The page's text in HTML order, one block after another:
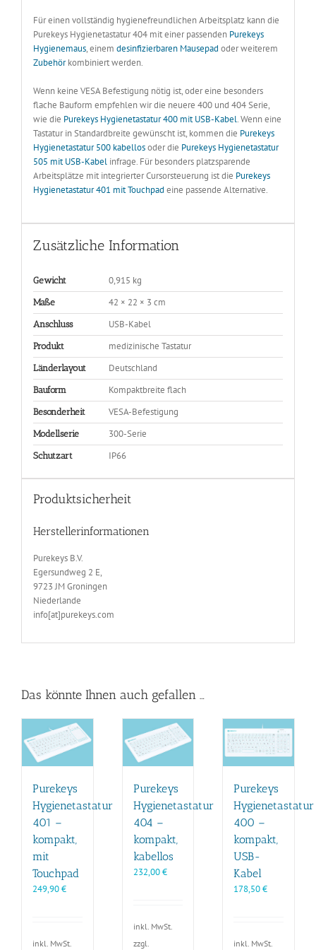
Für einen vollständig hygienefreundlichen Arbeitsplatz kann die
Purekeys Hygienetastatur 404 mit einer passenden Purekeys
Hygienemaus, einem desinfizierbaren Mausepad oder weiterem
Zubehörkombiniert werden.
Wenn keine VESA Befestigung nötig ist, oder eine besonders
flache Bauform empfehlen wir die neuere 400 und 404 Serie,
wie die Purekeys Hygienetastatur 400 mit USB-Kabel. Wenn eine
Tastatur in Standardbreite gewünscht ist, kommen die Purekeys
Hygienetastatur 500 kabellosoder die Purekeys Hygienetastatur
505 mit USB-Kabelinfrage. Für besonders platzsparende
Arbeitsplätze mit integrierter Cursorsteuerung ist die Purekeys
Hygienetastatur 401 mit Touchpad eine passende Alternative.
Zusätzliche Information
Gewicht 0,915 kg
Maße 42 × 22 × 3 cm
Anschluss USB-Kabel
Produkt medizinische Tastatur
Länderlayout Deutschland
Bauform Kompaktbreite flach
Besonderheit VESA-Befestigung
Modellserie 300-Serie
Schutzart IP66
Produktsicherheit
Herstellerinformationen
Purekeys B.V.
Egersundweg 2 E,
9723 JM Groningen
Niederlande
info[at]purekeys.com
Das könnte Ihnen auch gefallen …
Purekeys
Hygienetastatur
401 –
kompakt,
mit
Touchpad
249,90€
inkl. MwSt.
Purekeys
Hygienetastatur
404 –
kompakt,
kabellos
232,00€
inkl. MwSt.
zzgl.
Purekeys
Hygienetastatur
400 –
kompakt,
USB-
Kabel
178,50€
inkl. MwSt.